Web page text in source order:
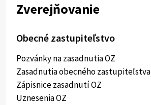
Zverejňovanie
Obecné zastupiteľstvo
Pozvánky na zasadnutia OZ
Zasadnutia obecného zastupiteľstva
Zápisnice zasadnutí OZ
Uznesenia OZ